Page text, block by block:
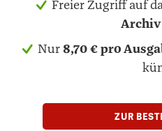
Freier Zugriff auf
Archiv
Nur 8,70 € pro
ZUR